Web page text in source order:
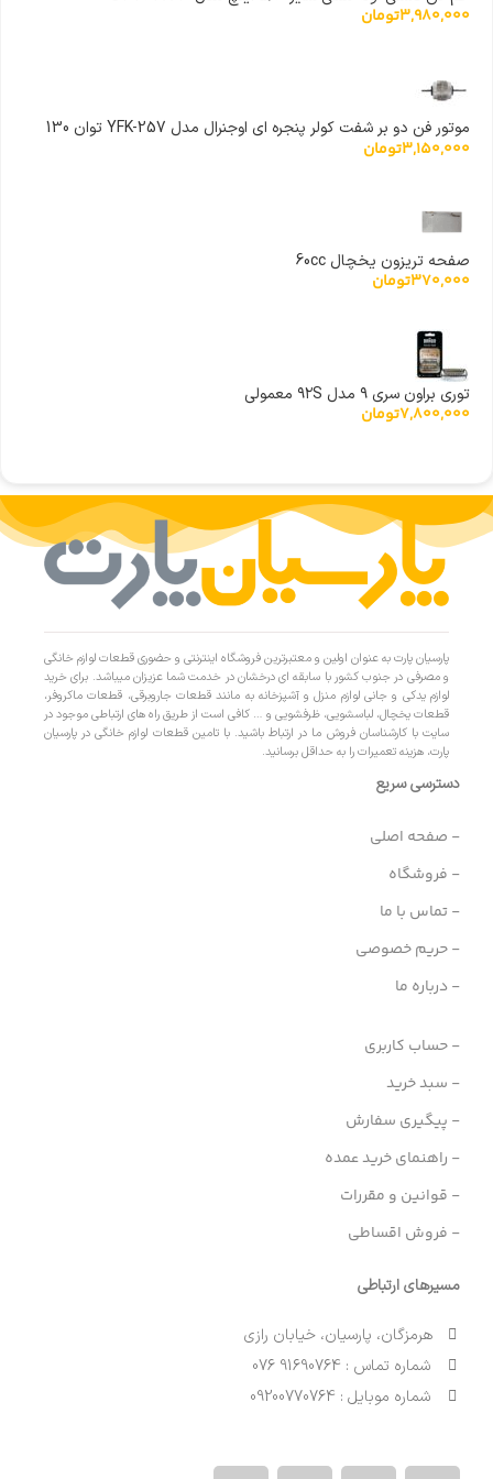
3,980,000تومان
موتور فن دو بر شفت کولر پنجره ای اوجنرال مدل YFK-257 توان 130
وات سیم پیچ مس
3,150,000تومان
صفحه تریزون یخچال 60cc
370,000تومان
توری براون سری ۹ مدل ۹۲S معمولی
7,800,000تومان
پارسیان پارت به عنوان اولین و معتبرترین فروشگاه اینترنتی و حضوری قطعات لوازم خانگی
و مصرفی در جنوب کشور با سابقه ای درخشان در خدمت شما عزیزان میباشد. برای خرید
لوازم یدکی و جانی لوازم منزل و آشپزخانه به مانند قطعات جاروبرقی، قطعات ماکروفر،
قطعات یخچال، لباسشویی، ظرفشویی و … کافی است از طریق راه های ارتباطی موجود در
سایت با کارشناسان فروش ما در ارتباط باشید. با تامین قطعات لوازم خانگی در پارسیان
پارت، هزینه تعمیرات را به حداقل برسانید.
دسترسی سریع
- صفحه اصلی
- فروشگاه
- تماس با ما
- حریم خصوصی
- درباره ما
- حساب کاربری
- سبد خرید
- پیگیری سفارش
- راهنمای خرید عمده
- قوانین و مقررات
- فروش اقساطی
مسیرهای ارتباطی
هرمزگان، پارسیان، خیابان رازی
شماره تماس : 91690764 076
شماره موبایل : 09200770764